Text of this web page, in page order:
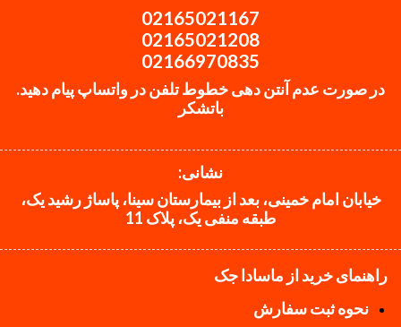
02165021167
02165021208
02166970835
در صورت عدم آنتن دهی خطوط تلفن در واتساپ پیام دهید.
باتشکر
نشانی:
خیابان امام خمینی، بعد از بیمارستان سینا، پاساژ رشید یک،
طبقه منفی یک، پلاک 11
راهنمای خرید از ماسادا جک
نحوه ثبت سفارش